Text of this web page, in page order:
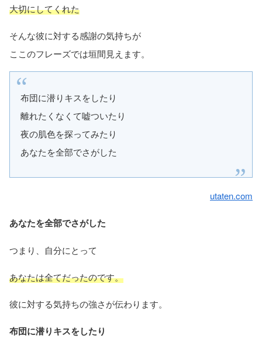
大切にしてくれた
そんな彼に対する感謝の気持ちが
ここのフレーズでは垣間見えます。
布団に潜りキスをしたり
離れたくなくて嘘ついたり
夜の肌色を探ってみたり
あなたを全部でさがした
utaten.com
あなたを全部でさがした
つまり、自分にとって
あなたは全てだったのです。
彼に対する気持ちの強さが伝わります。
布団に潜りキスをしたり